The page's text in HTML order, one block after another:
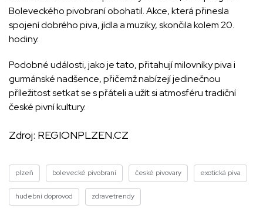
Boleveckého pivobraní obohatil. Akce, která přinesla
spojení dobrého piva, jídla a muziky, skončila kolem 20.
hodiny.
Podobné události, jako je tato, přitahují milovníky piva i
gurmánské nadšence, přičemž nabízejí jedinečnou
příležitost setkat se s přáteli a užít si atmosféru tradiční
české pivní kultury.
Zdroj: REGIONPLZEN.CZ
plzeň bolevecké pivobraní české pivovary exotická piva
hudební doprovod zdravetrendy